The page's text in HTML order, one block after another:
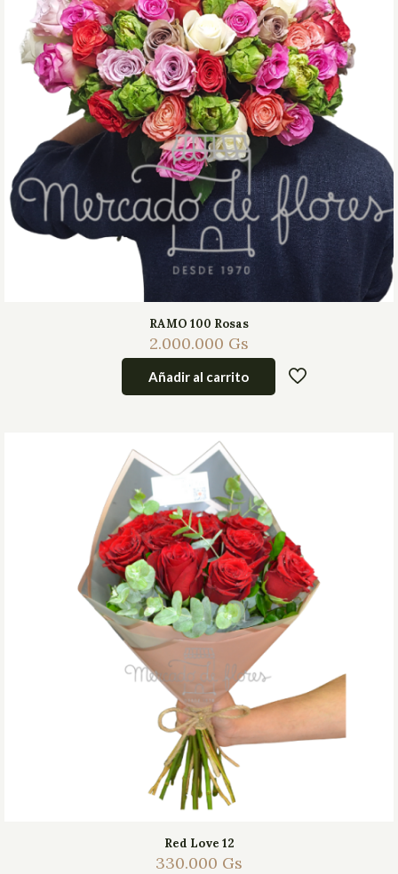
RAMO 100 Rosas
2.000.000 Gs
Añadir al carrito
Red Love 12
330.000 Gs